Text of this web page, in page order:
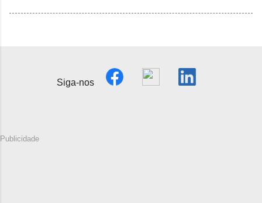
Siga-nos
Publicidade